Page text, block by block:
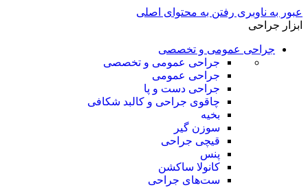
عبور به ناوبری رفتن به محتوای اصلی
ابزار جراحی
جراحی عمومی و تخصصی
جراحی عمومی و تخصصی
جراحی عمومی
جراحی دست و پا
چاقوی جراحی و کالبد شکافی
بخیه
سوزن‌ گیر
قیچی‌ جراحی
پنس
کانولا ساکشن
ست‌های جراحی